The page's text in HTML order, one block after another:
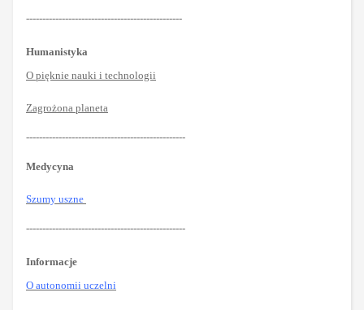
------------------------------------------------
Humanistyka
O pięknie nauki i technologii
Zagrożona planeta
-------------------------------------------------
Medycyna
Szumy uszne
-------------------------------------------------
Informacje
O autonomii uczelni